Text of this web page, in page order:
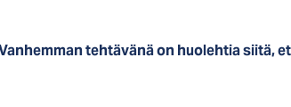
tehtävänä on huolehtia siitä,